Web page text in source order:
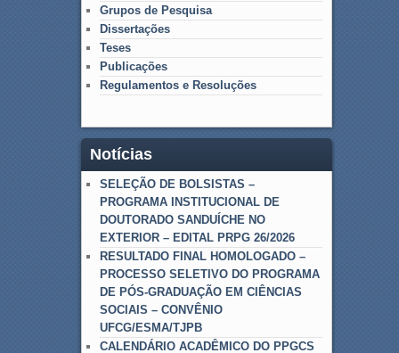
Grupos de Pesquisa
Dissertações
Teses
Publicações
Regulamentos e Resoluções
Notícias
SELEÇÃO DE BOLSISTAS –
PROGRAMA INSTITUCIONAL DE
DOUTORADO SANDUÍCHE NO
EXTERIOR – EDITAL PRPG 26/2026
RESULTADO FINAL HOMOLOGADO –
PROCESSO SELETIVO DO PROGRAMA
DE PÓS-GRADUAÇÃO EM CIÊNCIAS
SOCIAIS – CONVÊNIO
UFCG/ESMA/TJPB
CALENDÁRIO ACADÊMICO DO PPGCS